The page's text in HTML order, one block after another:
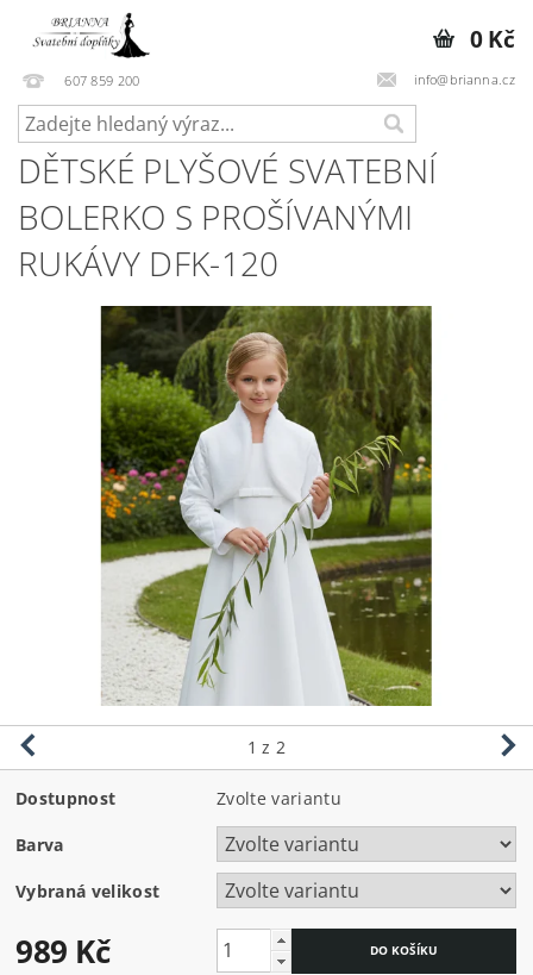
607 859 200 info@brianna.cz
0 Kč
DĚTSKÉ PLYŠOVÉ SVATEBNÍ
BOLERKO S PROŠÍVANÝMI
RUKÁVY DFK-120
1 z 2
Dostupnost Zvolte variantu
Barva
Vybraná velikost
989 Kč